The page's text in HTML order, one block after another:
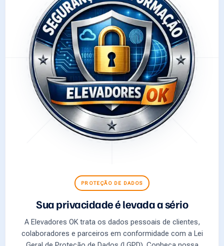
PROTEÇÃO DE DADOS
Sua privacidade é levada a sério
A Elevadores OK trata os dados pessoais de clientes,
colaboradores e parceiros em conformidade com a Lei